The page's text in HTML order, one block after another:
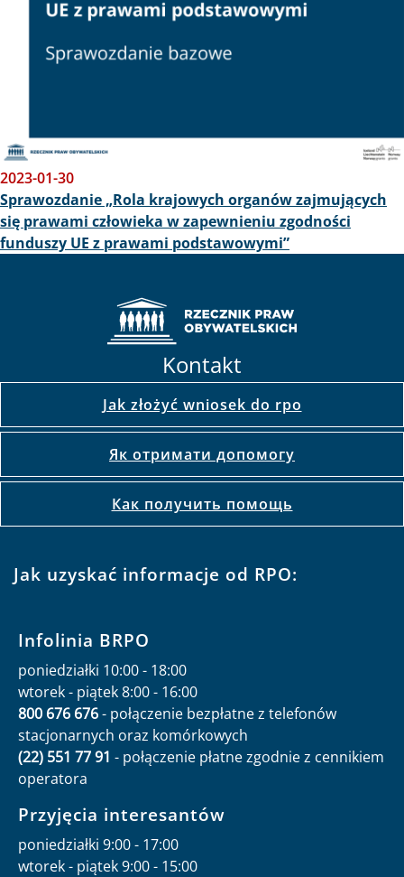
2023-01-30
Sprawozdanie „Rola krajowych organów zajmujących
się prawami człowieka w zapewnieniu zgodności
funduszy UE z prawami podstawowymi”
Kontakt
Jak złożyć wniosek do rpo
Як отримати допомогу
Как получить помощь
Jak uzyskać informacje od RPO:
Infolinia BRPO
poniedziałki 10:00 - 18:00
wtorek - piątek 8:00 - 16:00
800 676 676- połączenie bezpłatne z telefonów
stacjonarnych oraz komórkowych
(22) 551 77 91 - połączenie płatne zgodnie z cennikiem
operatora
Przyjęcia interesantów
poniedziałki 9:00 - 17:00
wtorek - piątek 9:00 - 15:00